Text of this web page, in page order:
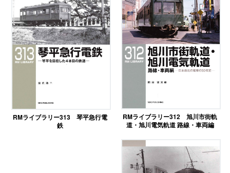
RMライブラリー313 琴平急行電
鉄
RMライブラリー312 旭川市街軌
道・旭川電気軌道 路線・車両編